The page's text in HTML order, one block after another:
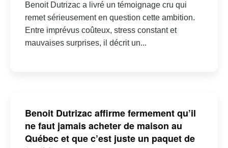
Benoit Dutrizac a livré un témoignage cru qui
remet sérieusement en question cette ambition.
Entre imprévus coûteux, stress constant et
mauvaises surprises, il décrit un...
Benoit Dutrizac affirme fermement qu’il
ne faut jamais acheter de maison au
Québec et que c’est juste un paquet de